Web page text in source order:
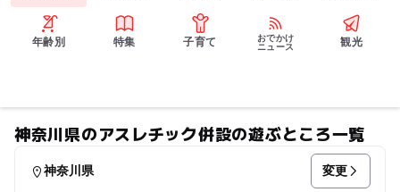
年齢別 特集 子育て
おでかけ
ニュース
観光
神奈川県のアスレチック併設の遊ぶところ一覧
神奈川県 変更